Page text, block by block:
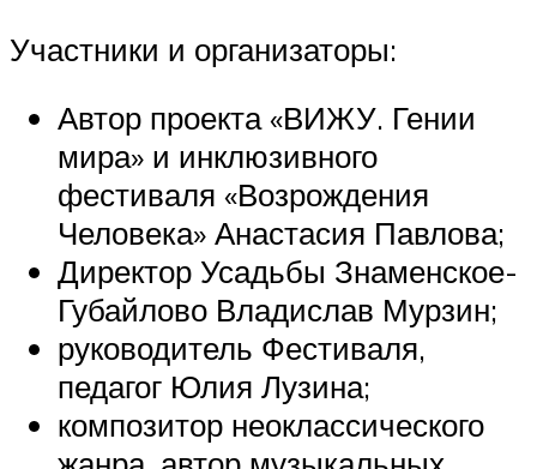
Участники и организаторы:
Автор проекта «ВИЖУ. Гении
мира» и инклюзивного
фестиваля «Возрождения
Человека» Анастасия Павлова;
Директор Усадьбы Знаменское-
Губайлово Владислав Мурзин;
руководитель Фестиваля,
педагог Юлия Лузина;
композитор неоклассического